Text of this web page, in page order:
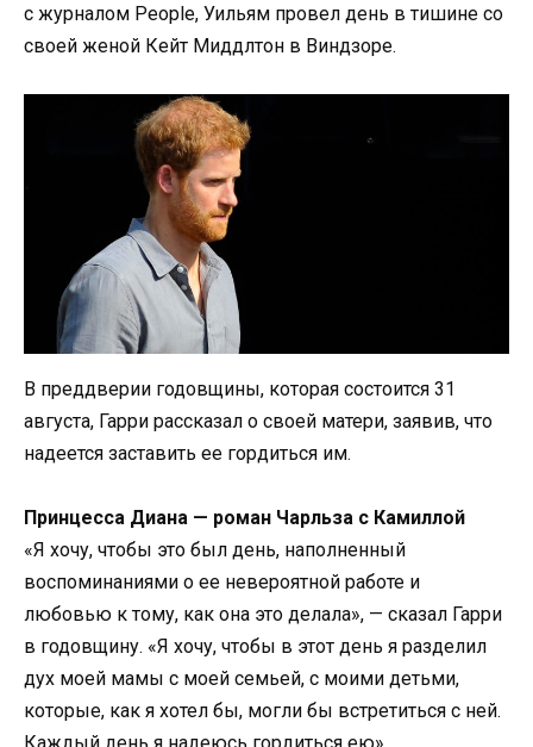
с журналом People, Уильям провел день в тишине со
своей женой Кейт Миддлтон в Виндзоре.
В преддверии годовщины, которая состоится 31
августа, Гарри рассказал о своей матери, заявив, что
надеется заставить ее гордиться им.
Принцесса Диана — роман Чарльза с Камиллой
«Я хочу, чтобы это был день, наполненный
воспоминаниями о ее невероятной работе и
любовью к тому, как она это делала», — сказал Гарри
в годовщину. «Я хочу, чтобы в этот день я разделил
дух моей мамы с моей семьей, с моими детьми,
которые, как я хотел бы, могли бы встретиться с ней.